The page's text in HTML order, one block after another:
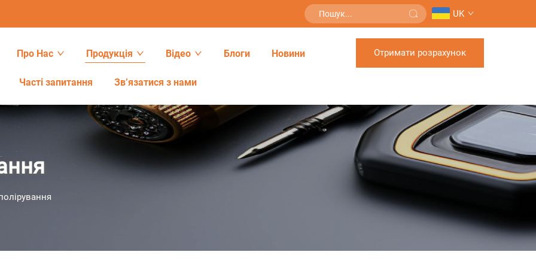
UK
Про Нас Продукція Відео Блоги Новини
Часті запитання Зв’язатися з нами
Отримати розрахунок